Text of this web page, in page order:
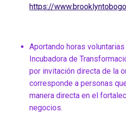
https://
Aportando horas
Incubadora de
por invitación directa de la
corresponde a personas
manera directa en el
negocios.